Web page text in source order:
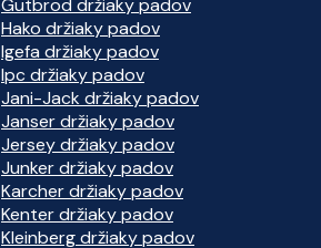
Gutbrod držiaky padov
Hako držiaky padov
Igefa držiaky padov
Ipc držiaky padov
Jani-Jack držiaky padov
Janser držiaky padov
Jersey držiaky padov
Junker držiaky padov
Karcher držiaky padov
Kenter držiaky padov
Kleinberg držiaky padov